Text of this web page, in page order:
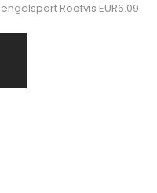
Roofvis EUR6.09